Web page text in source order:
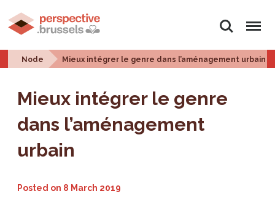
Search Menu
Node Mieux intégrer le genre dans l’aménagement urbain
Mieux intégrer le genre
dans l’aménagement
urbain
Posted on 8 March 2019